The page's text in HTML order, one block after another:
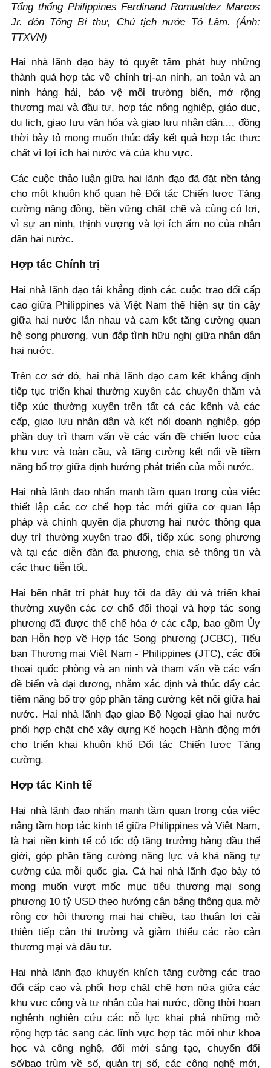
Tổng thống Philippines Ferdinand Romualdez Marcos
Jr. đón Tổng Bí thư, Chủ tịch nước Tô Lâm. (Ảnh:
TTXVN)
Hai nhà lãnh đạo bày tỏ quyết tâm phát huy những
thành quả hợp tác về chính trị-an ninh, an toàn và an
ninh hàng hải, bảo vệ môi trường biển, mở rộng
thương mại và đầu tư, hợp tác nông nghiệp, giáo dục,
du lịch, giao lưu văn hóa và giao lưu nhân dân..., đồng
thời bày tỏ mong muốn thúc đẩy kết quả hợp tác thực
chất vì lợi ích hai nước và của khu vực.
Các cuộc thảo luận giữa hai lãnh đạo đã đặt nền tảng
cho một khuôn khổ quan hệ Đối tác Chiến lược Tăng
cường năng động, bền vững chặt chẽ và cùng có lợi,
vì sự an ninh, thịnh vượng và lợi ích ấm no của nhân
dân hai nước.
Hợp tác Chính trị
Hai nhà lãnh đạo tái khẳng định các cuộc trao đổi cấp
cao giữa Philippines và Việt Nam thể hiện sự tin cậy
giữa hai nước lẫn nhau và cam kết tăng cường quan
hệ song phương, vun đắp tình hữu nghị giữa nhân dân
hai nước.
Trên cơ sở đó, hai nhà lãnh đạo cam kết khẳng định
tiếp tục triển khai thường xuyên các chuyến thăm và
tiếp xúc thường xuyên trên tất cả các kênh và các
cấp, giao lưu nhân dân và kết nối doanh nghiệp, góp
phần duy trì tham vấn về các vấn đề chiến lược của
khu vực và toàn cầu, và tăng cường kết nối về tiềm
năng bổ trợ giữa định hướng phát triển của mỗi nước.
Hai nhà lãnh đạo nhấn mạnh tầm quan trọng của việc
thiết lập các cơ chế hợp tác mới giữa cơ quan lập
pháp và chính quyền địa phương hai nước thông qua
duy trì thường xuyên trao đổi, tiếp xúc song phương
và tại các diễn đàn đa phương, chia sẻ thông tin và
các thực tiễn tốt.
Hai bên nhất trí phát huy tối đa đầy đủ và triển khai
thường xuyên các cơ chế đối thoại và hợp tác song
phương đã được thể chế hóa ở các cấp, bao gồm Ủy
ban Hỗn hợp về Hợp tác Song phương (JCBC), Tiểu
ban Thương mại Việt Nam - Philippines (JTC), các đối
thoại quốc phòng và an ninh và tham vấn về các vấn
đề biển và đại dương, nhằm xác định và thúc đẩy các
tiềm năng bổ trợ góp phần tăng cường kết nối giữa hai
nước. Hai nhà lãnh đạo giao Bộ Ngoại giao hai nước
phối hợp chặt chẽ xây dựng Kế hoạch Hành động mới
cho triển khai khuôn khổ Đối tác Chiến lược Tăng
cường.
Hợp tác Kinh tế
Hai nhà lãnh đạo nhấn mạnh tầm quan trọng của việc
nâng tầm hợp tác kinh tế giữa Philippines và Việt Nam,
là hai nền kinh tế có tốc độ tăng trưởng hàng đầu thế
giới, góp phần tăng cường năng lực và khả năng tự
cường của mỗi quốc gia. Cả hai nhà lãnh đạo bày tỏ
mong muốn vượt mốc mục tiêu thương mại song
phương 10 tỷ USD theo hướng cân bằng thông qua mở
rộng cơ hội thương mại hai chiều, tạo thuận lợi cải
thiện tiếp cận thị trường và giảm thiểu các rào cản
thương mại và đầu tư.
Hai nhà lãnh đạo khuyến khích tăng cường các trao
đổi cấp cao và phối hợp chặt chẽ hơn nữa giữa các
khu vực công và tư nhân của hai nước, đồng thời hoan
nghênh nghiên cứu các nỗ lực khai phá những mở
rộng hợp tác sang các lĩnh vực hợp tác mới như khoa
học và công nghệ, đổi mới sáng tạo, chuyển đổi
số/bao trùm về số, quản trị số, các công nghệ mới,